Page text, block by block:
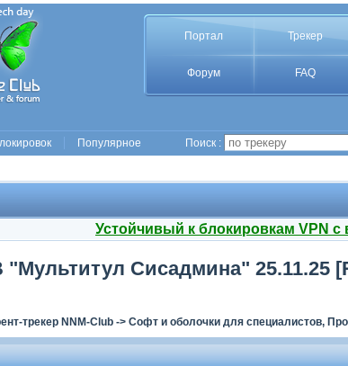
Портал Трекер
Форум FAQ
Популярное Поиск :
Устойчивый к блокировкам VPN
"Мультитул Сисадмина" 25.11.25
трекер NNM-Club-> Софт и оболочки для специалистов,